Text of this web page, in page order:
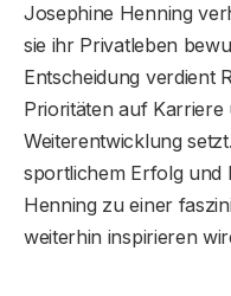
Josephine Henning
sie ihr Privatleben
Entscheidung verdient
Prioritäten auf Karriere
Weiterentwicklung
sportlichem Erfolg und
Henning zu einer
weiterhin inspirieren